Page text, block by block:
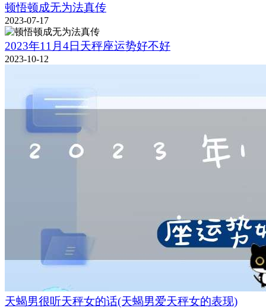
顿悟顿成无为法真传
2023-07-17
2023年11月4日天秤座运势好不好
2023-10-12
天蝎男很听天秤女的话(天蝎男爱天秤女的表现)